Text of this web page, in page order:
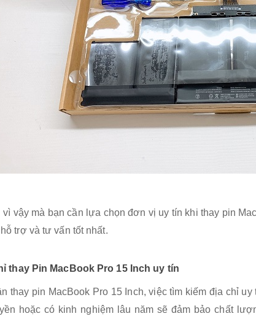
vì vậy mà bạn cần lựa chọn đơn vị uy tín khi thay pin
trợ và tư vấn tốt nhất.
thay Pin MacBook Pro 15 Inch uy tín
thay pin MacBook Pro 15 Inch, việc tìm kiếm địa chỉ
hoặc có kinh nghiệm lâu năm sẽ đảm bảo chất